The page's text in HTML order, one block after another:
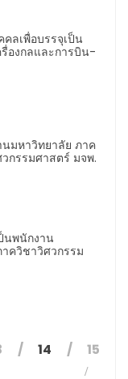
ลเพื่อบรรจุเป็น
องกลและการบิน-
นมหาวิทยาลัย ภาค
กรรมศาสตร์ มจพ.
นพนักงาน
ควิชาวิศวกรรม
14 15